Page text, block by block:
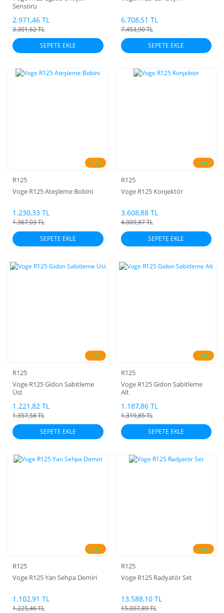
Sensörü
2.971,46 TL
3.301,62 TL
SEPETE EKLE
6.708,51 TL
7.453,90 TL
SEPETE EKLE
%10
R125
Voge R125 Ateşleme Bobini
1.230,33 TL
1.367,03 TL
SEPETE EKLE
%10
R125
Voge R125 Konjektör
3.608,88 TL
4.009,87 TL
SEPETE EKLE
%10
R125
Voge R125 Gidon Sabitleme
Üst
1.221,82 TL
1.357,58 TL
SEPETE EKLE
%10
R125
Voge R125 Gidon Sabitleme
Alt
1.187,86 TL
1.319,85 TL
SEPETE EKLE
%10
R125
Voge R125 Yan Sehpa Demiri
1.102,91 TL
1.225,46 TL
%10
R125
Voge R125 Radyatör Set
13.588,10 TL
15.097,89 TL